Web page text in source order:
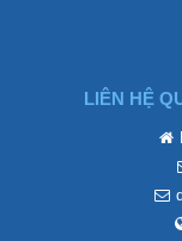
LIÊN HỆ